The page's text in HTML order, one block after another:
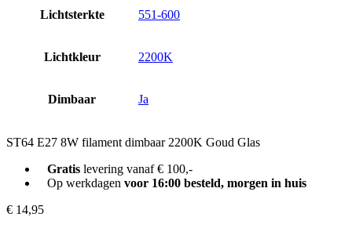
Lichtsterkte 551-600
Lichtkleur 2200K
Dimbaar Ja
ST64 E27 8W filament dimbaar 2200K Goud Glas
Gratislevering vanaf € 100,-
Op werkdagen voor 16:00 besteld, morgen in huis
€ 14,95